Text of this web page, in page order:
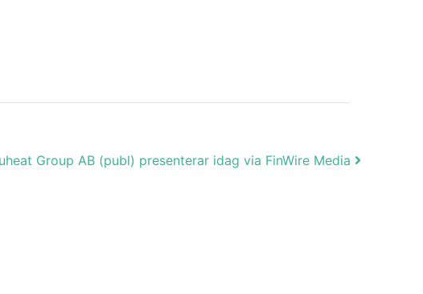
Group AB (publ) presenterar idag via FinWire Media